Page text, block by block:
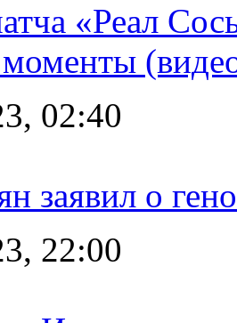
«Реал
02:40
заявил о
22:00